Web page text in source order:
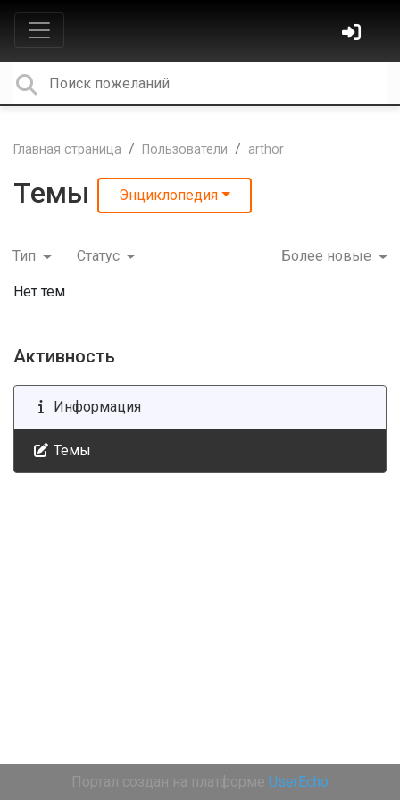
Главная страница Пользователи arthor
Темы Энциклопедия
Тип Статус Более новые
Нет тем
Активность
Информация
Темы
Портал создан на платформе UserEcho